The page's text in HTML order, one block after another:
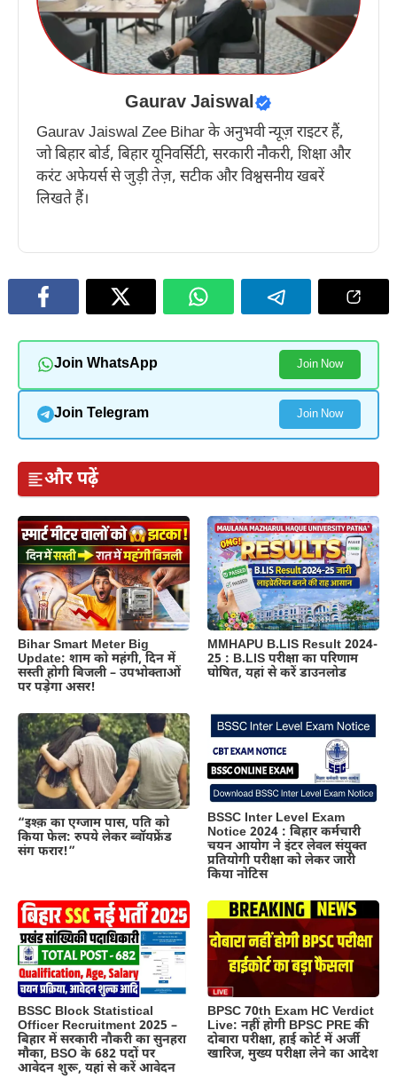
Gaurav Jaiswal
Gaurav Jaiswal Zee Bihar के अनुभवी न्यूज़ राइटर हैं,
जो बिहार बोर्ड, बिहार यूनिवर्सिटी, सरकारी नौकरी, शिक्षा और
करंट अफेयर्स से जुड़ी तेज़, सटीक और विश्वसनीय खबरें
लिखते हैं।
Join WhatsApp Join Now
Join Telegram Join Now
और पढ़ें
Bihar Smart Meter Big
Update: शाम को महंगी, दिन में
सस्ती होगी बिजली – उपभोक्ताओं
पर पड़ेगा असर!
MMHAPU B.LIS Result 2024-
25 : B.LIS परीक्षा का परिणाम
घोषित, यहां से करें डाउनलोड
“इश्क़ का एग्जाम पास, पति को
किया फेल: रुपये लेकर ब्वॉयफ्रेंड
संग फरार!”
BSSC Inter Level Exam
Notice 2024 : बिहार कर्मचारी
चयन आयोग ने इंटर लेवल संयुक्त
प्रतियोगी परीक्षा को लेकर जारी
किया नोटिस
BSSC Block Statistical
Officer Recruitment 2025 –
बिहार में सरकारी नौकरी का सुनहरा
मौका, BSO के 682 पदों पर
आवेदन शुरू, यहां से करें आवेदन
BPSC 70th Exam HC Verdict
Live: नहीं होगी BPSC PRE की
दोबारा परीक्षा, हाई कोर्ट में अर्जी
खारिज, मुख्य परीक्षा लेने का आदेश